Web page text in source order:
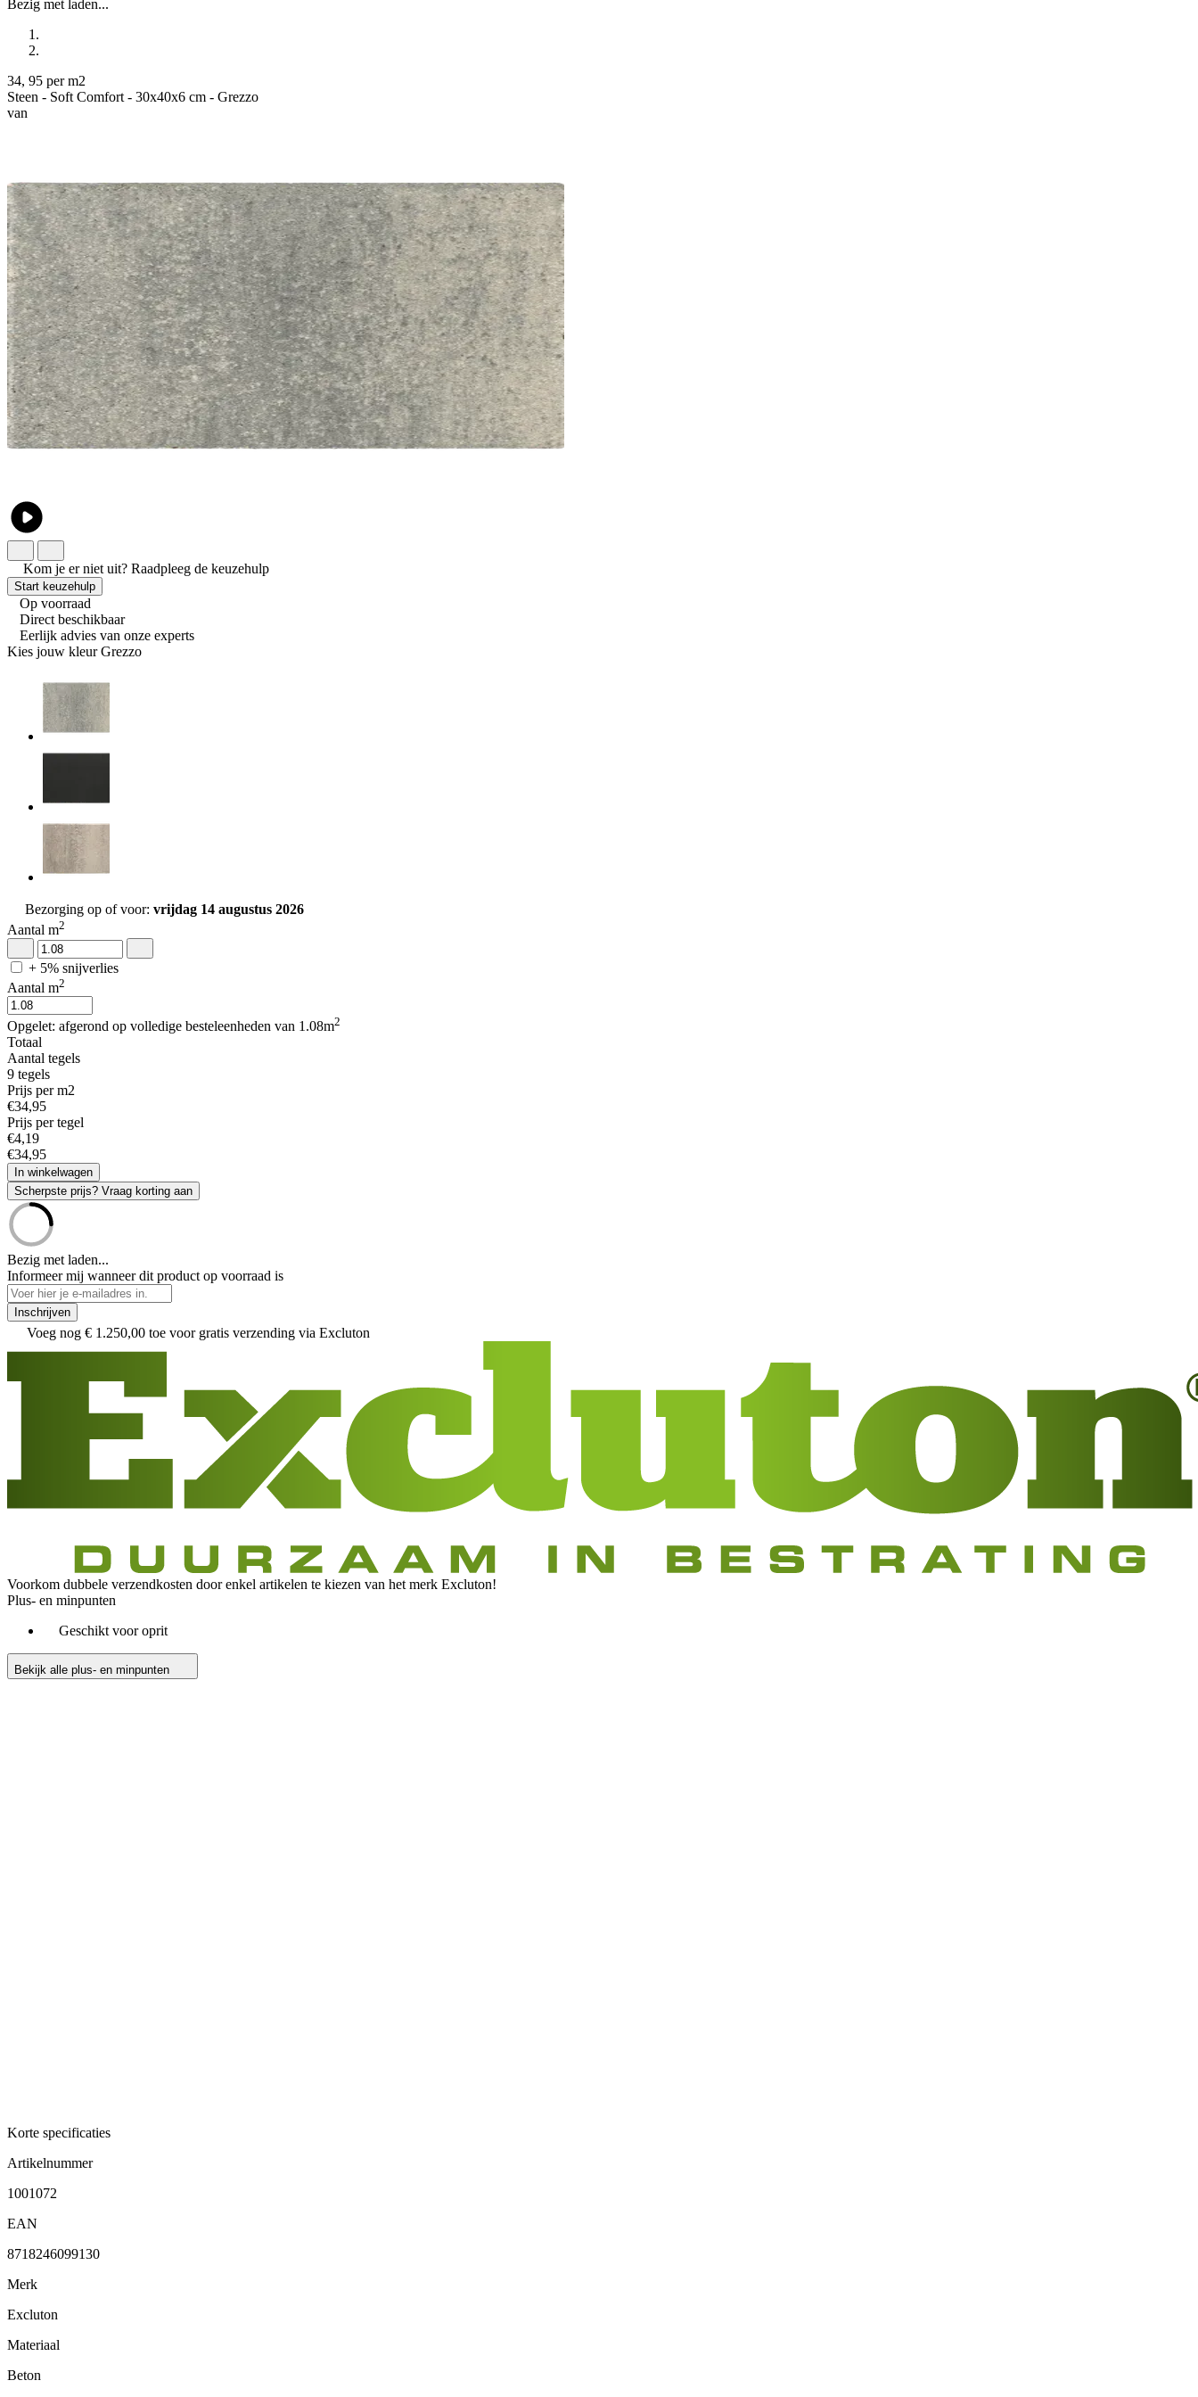
Bezig met laden...
34, 95 per m2
Steen - Soft Comfort - 30x40x6 cm - Grezzo
van
Kom je er niet uit? Raadpleeg de keuzehulp
Start keuzehulp
Op voorraad
Direct beschikbaar
Eerlijk advies van onze experts
Kies jouw kleur Grezzo
Bezorging op of voor: vrijdag 14 augustus 2026
Aantal m2
+ 5% snijverlies
Aantal m2
Opgelet: afgerond op volledige besteleenheden van 1.08m2
Totaal
Aantal tegels
9 tegels
Prijs per m2
€34,95
Prijs per tegel
€4,19
€34,95
In winkelwagen
Scherpste prijs? Vraag korting aan
Bezig met laden...
Informeer mij wanneer dit product op voorraad is
Inschrijven
Voeg nog € 1.250,00 toe voor gratis verzending via Excluton
Voorkom dubbele verzendkosten door enkel artikelen te kiezen van het merk Excluton!
Plus- en minpunten
Geschikt voor oprit
Bekijk alle plus- en minpunten
Korte specificaties
Artikelnummer
1001072
EAN
8718246099130
Merk
Excluton
Materiaal
Beton